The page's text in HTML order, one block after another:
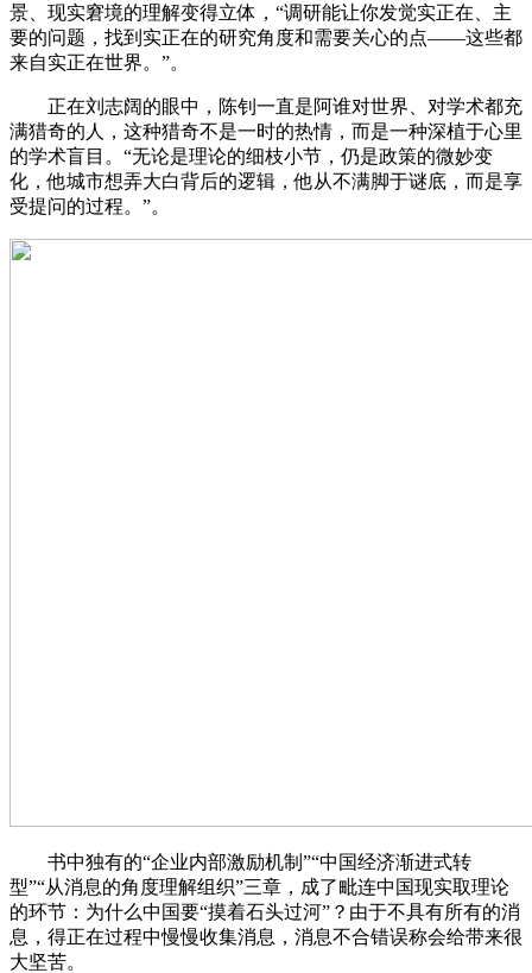
景、现实窘境的理解变得立体，“调研能让你发觉实正在、主
要的问题，找到实正在的研究角度和需要关心的点——这些都
来自实正在世界。”。
正在刘志阔的眼中，陈钊一直是阿谁对世界、对学术都充
满猎奇的人，这种猎奇不是一时的热情，而是一种深植于心里
的学术盲目。“无论是理论的细枝小节，仍是政策的微妙变
化，他城市想弄大白背后的逻辑，他从不满脚于谜底，而是享
受提问的过程。”。
书中独有的“企业内部激励机制”“中国经济渐进式转
型”“从消息的角度理解组织”三章，成了毗连中国现实取理论
的环节：为什么中国要“摸着石头过河”？由于不具有所有的消
息，得正在过程中慢慢收集消息，消息不合错误称会给带来很
大坚苦。